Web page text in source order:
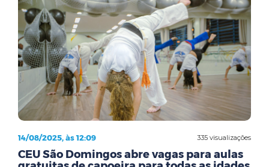
335 visualizações
14/08/2025, às 12:09
CEU São Domingos abre vagas para aulas